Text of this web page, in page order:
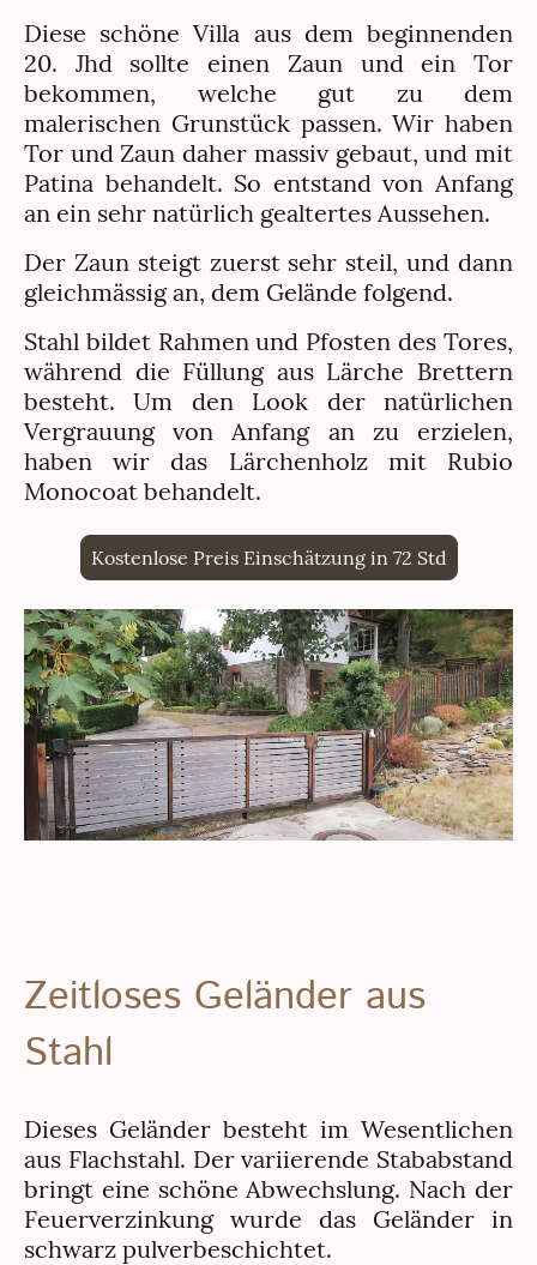
Diese schöne Villa aus dem beginnenden
20. Jhd sollte einen Zaun und ein Tor
bekommen, welche gut zu dem
malerischen Grunstück passen. Wir haben
Tor und Zaun daher massiv gebaut, und mit
Patina behandelt. So entstand von Anfang
an ein sehr natürlich gealtertes Aussehen.
Der Zaun steigt zuerst sehr steil, und dann
gleichmässig an, dem Gelände folgend.
Stahl bildet Rahmen und Pfosten des Tores,
während die Füllung aus Lärche Brettern
besteht. Um den Look der natürlichen
Vergrauung von Anfang an zu erzielen,
haben wir das Lärchenholz mit Rubio
Monocoat behandelt.
Kostenlose Preis Einschätzung in 72 Std
Zeitloses Geländer aus
Stahl
Dieses Geländer besteht im Wesentlichen
aus Flachstahl. Der variierende Stababstand
bringt eine schöne Abwechslung. Nach der
Feuerverzinkung wurde das Geländer in
schwarz pulverbeschichtet.